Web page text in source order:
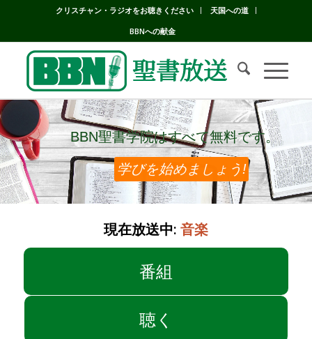
クリスチャン・ラジオをお聴きください
天国への道
BBNへの献金
BBN聖書学院はすべて無料です。
BBN聖書学院はすべて無料です。
学びを始めましょう!
現在放送中: 音楽
番組
聴く